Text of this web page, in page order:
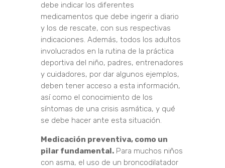
debe indicar los diferentes
medicamentos que debe ingerir a diario
y los de rescate, con sus respectivas
indicaciones. Además, todos los adultos
involucrados en la rutina de la práctica
deportiva del niño, padres, entrenadores
y cuidadores, por dar algunos ejemplos,
deben tener acceso a esta información,
así como el conocimiento de los
síntomas de una crisis asmática, y qué
se debe hacer ante esta situación.
Medicación preventiva, como un
pilar fundamental.Para muchos niños
con asma, el uso de un broncodilatador